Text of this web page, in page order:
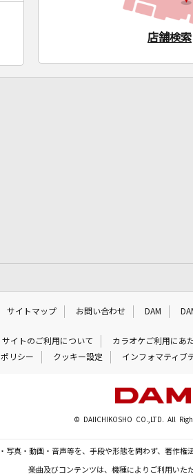
店舗検索
サイトマップ お問い合わせ DAM
サイトのご利用について カラオケご利用にあ
リシー クッキー設定 インフォマティブ
© DAIICHIKOSHO CO.,LTD. All
写真・動画・音声等を、手段や形態を問わず、著作
楽曲及びコンテンツは、機種によりご利用いた